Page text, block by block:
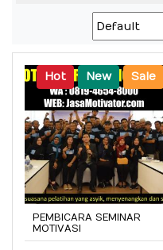
Hot New Sale
PEMBICARA SEMINAR
MOTIVASI